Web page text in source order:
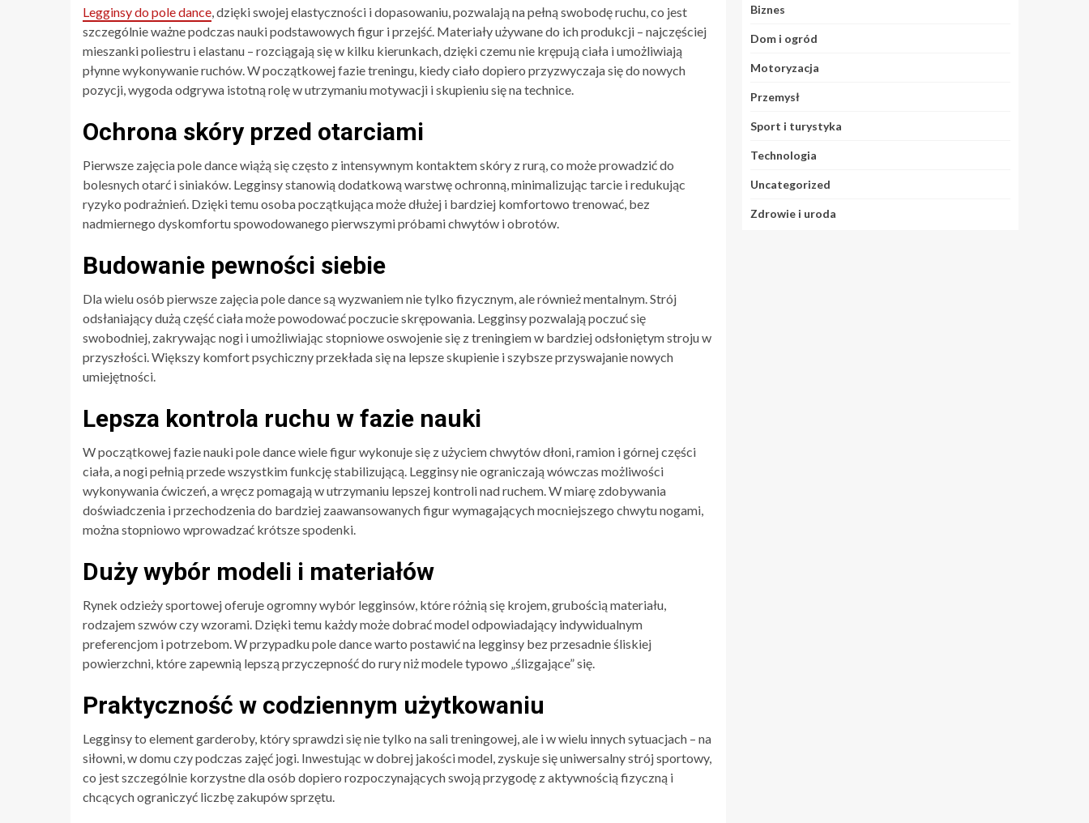
Legginsy do pole dance , dzięki swojej elastyczności i dopasowaniu, pozwalają na pełną swobodę ruchu, co jest
szczególnie ważne podczas nauki podstawowych figur i przejść. Materiały używane do ich produkcji – najczęściej
mieszanki poliestru i elastanu – rozciągają się w kilku kierunkach, dzięki czemu nie krępują ciała i umożliwiają
płynne wykonywanie ruchów. W początkowej fazie treningu, kiedy ciało dopiero przyzwyczaja się do nowych
pozycji, wygoda odgrywa istotną rolę w utrzymaniu motywacji i skupieniu się na technice.
Ochrona skóry przed otarciami
Pierwsze zajęcia pole dance wiążą się często z intensywnym kontaktem skóry z rurą, co może prowadzić do
bolesnych otarć i siniaków. Legginsy stanowią dodatkową warstwę ochronną, minimalizując tarcie i redukując
ryzyko podrażnień. Dzięki temu osoba początkująca może dłużej i bardziej komfortowo trenować, bez
nadmiernego dyskomfortu spowodowanego pierwszymi próbami chwytów i obrotów.
Budowanie pewności siebie
Dla wielu osób pierwsze zajęcia pole dance są wyzwaniem nie tylko fizycznym, ale również mentalnym. Strój
odsłaniający dużą część ciała może powodować poczucie skrępowania. Legginsy pozwalają poczuć się
swobodniej, zakrywając nogi i umożliwiając stopniowe oswojenie się z treningiem w bardziej odsłoniętym stroju w
przyszłości. Większy komfort psychiczny przekłada się na lepsze skupienie i szybsze przyswajanie nowych
umiejętności.
Lepsza kontrola ruchu w fazie nauki
W początkowej fazie nauki pole dance wiele figur wykonuje się z użyciem chwytów dłoni, ramion i górnej części
ciała, a nogi pełnią przede wszystkim funkcję stabilizującą. Legginsy nie ograniczają wówczas możliwości
wykonywania ćwiczeń, a wręcz pomagają w utrzymaniu lepszej kontroli nad ruchem. W miarę zdobywania
doświadczenia i przechodzenia do bardziej zaawansowanych figur wymagających mocniejszego chwytu nogami,
można stopniowo wprowadzać krótsze spodenki.
Duży wybór modeli i materiałów
Rynek odzieży sportowej oferuje ogromny wybór legginsów, które różnią się krojem, grubością materiału,
rodzajem szwów czy wzorami. Dzięki temu każdy może dobrać model odpowiadający indywidualnym
preferencjom i potrzebom. W przypadku pole dance warto postawić na legginsy bez przesadnie śliskiej
powierzchni, które zapewnią lepszą przyczepność do rury niż modele typowo „ślizgające” się.
Praktyczność w codziennym użytkowaniu
Legginsy to element garderoby, który sprawdzi się nie tylko na sali treningowej, ale i w wielu innych sytuacjach – na
siłowni, w domu czy podczas zajęć jogi. Inwestując w dobrej jakości model, zyskuje się uniwersalny strój sportowy,
co jest szczególnie korzystne dla osób dopiero rozpoczynających swoją przygodę z aktywnością fizyczną i
chcących ograniczyć liczbę zakupów sprzętu.
Biznes
Dom i ogród
Motoryzacja
Przemysł
Sport i turystyka
Technologia
Uncategorized
Zdrowie i uroda